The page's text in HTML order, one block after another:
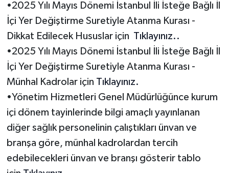
•2025 Yılı Mayıs Dönemi İstanbul İli İsteğe Bağlı İl
İçi Yer Değiştirme Suretiyle Atanma Kurası -
Dikkat Edilecek Hususlar için Tıklayınız..
•2025 Yılı Mayıs Dönemi İstanbul İli İsteğe Bağlı İl
İçi Yer Değiştirme Suretiyle Atanma Kurası -
Münhal Kadrolar için Tıklayınız.
•Yönetim Hizmetleri Genel Müdürlüğünce kurum
içi dönem tayinlerinde bilgi amaçlı yayınlanan
diğer sağlık personelinin çalıştıkları ünvan ve
branşa göre, münhal kadrolardan tercih
edebilecekleri ünvan ve branşı gösterir tablo